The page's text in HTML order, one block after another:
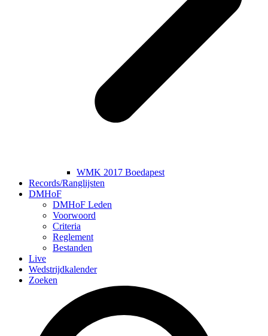
WMK 2017 Boedapest
Records/Ranglijsten
DMHoF
DMHoF Leden
Voorwoord
Criteria
Reglement
Bestanden
Live
Wedstrijdkalender
Zoeken